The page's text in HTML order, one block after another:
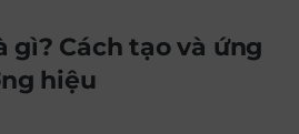
gì? Cách tạo và ứng
hiệu